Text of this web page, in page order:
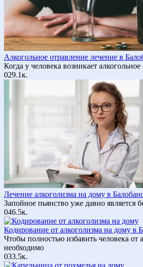
Алкогольное отравление лечение в
Когда у человека возникает
029.1к.
Лечение алкоголизма на дому в
Запойное пьянство уже давно является
046.5к.
Кодирование от алкоголизма на дому в
Чтобы полностью избавить человека от
необходимо
033.5к.